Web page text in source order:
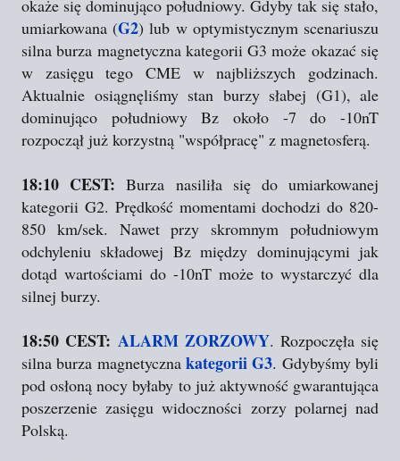
okaże się dominująco południowy. Gdyby tak się stało,
umiarkowana (G2) lub w optymistycznym scenariuszu
silna burza magnetyczna kategorii G3 może okazać się
w zasięgu tego CME w najbliższych godzinach.
Aktualnie osiągnęliśmy stan burzy słabej (G1), ale
dominująco południowy Bz około -7 do -10nT
rozpoczął już korzystną "współpracę" z magnetosferą.
18:10 CEST: Burza nasiliła się do umiarkowanej
kategorii G2. Prędkość momentami dochodzi do 820-
850 km/sek. Nawet przy skromnym południowym
odchyleniu składowej Bz między dominującymi jak
dotąd wartościami do -10nT może to wystarczyć dla
silnej burzy.
18:50 CEST: ALARM ZORZOWY. Rozpoczęła się
silna burza magnetyczna kategorii G3. Gdybyśmy byli
pod osłoną nocy byłaby to już aktywność gwarantująca
poszerzenie zasięgu widoczności zorzy polarnej nad
Polską.